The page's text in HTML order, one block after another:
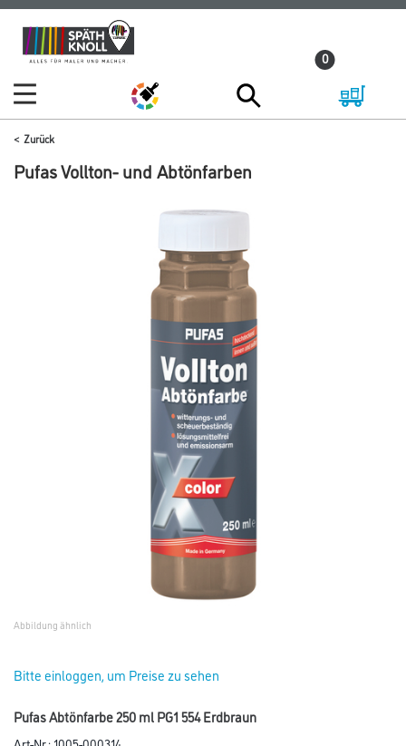
Zum
Inhalt
Zum
Navigationsmenü
0
Zurück
Pufas Vollton- und Abtönfarben
Abbildung ähnlich
Bitte einloggen, um Preise zu sehen
Pufas Abtönfarbe 250 ml PG1 554 Erdbraun